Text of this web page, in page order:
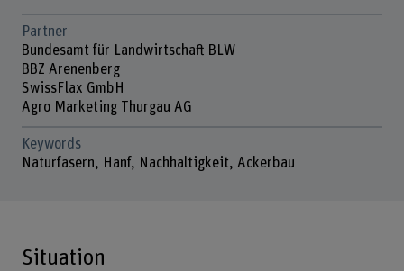
Partner
Bundesamt für Landwirtschaft BLW
BBZ Arenenberg
SwissFlax GmbH
Agro Marketing Thurgau AG
Keywords
Naturfasern, Hanf, Nachhaltigkeit, Ackerbau
Situation